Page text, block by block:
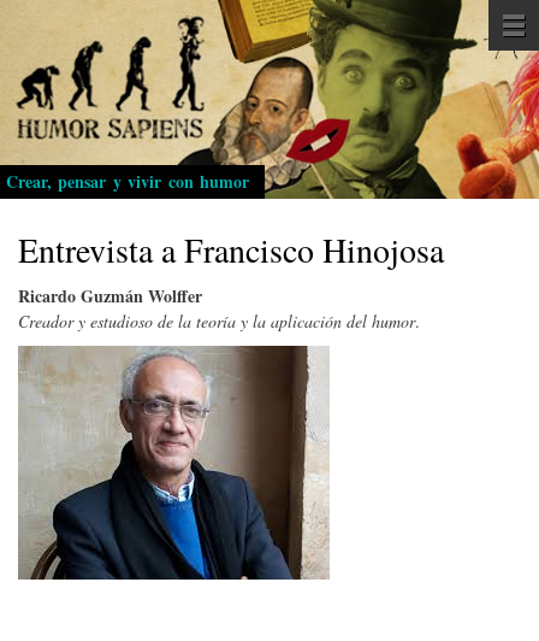
Pasar
al
contenido
principal
Crear, pensar y vivir con humor
Entrevista a Francisco Hinojosa
Ricardo Guzmán Wolffer
Creador y estudioso de la teoría y la aplicación del humor.